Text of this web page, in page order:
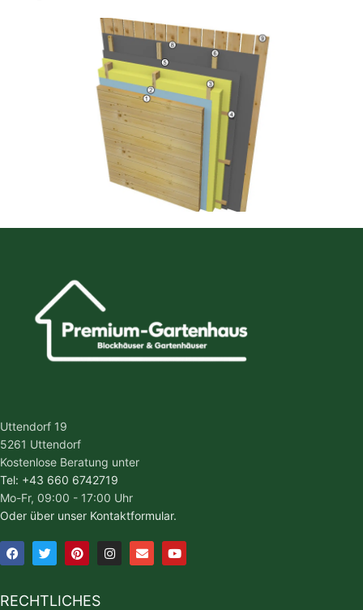
Uttendorf 19
5261 Uttendorf
Kostenlose Beratung unter
Tel: +43 660 6742719
Mo-Fr, 09:00 - 17:00 Uhr
Oder über unser Kontaktformular.
RECHTLICHES